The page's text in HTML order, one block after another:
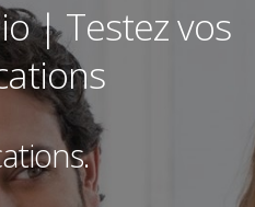
| Testez vos